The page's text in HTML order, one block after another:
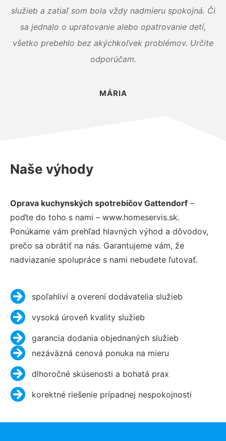
služieb a zatiaľ som bola vždy nadmieru spokojná. Či
sa jednalo o upratovanie alebo opatrovanie detí,
všetko prebehlo bez akýchkoľvek problémov. Určite
odporúčam.
MÁRIA
Naše výhody
Oprava kuchynských spotrebičov Gattendorf –
poďte do toho s nami – www.homeservis.sk.
Ponúkame vám prehľad hlavných výhod a dôvodov,
prečo sa obrátiť na nás. Garantujeme vám, že
nadviazanie spolupráce s nami nebudete ľutovať.
spoľahliví a overení dodávatelia služieb
vysoká úroveň kvality služieb
garancia dodania objednaných služieb
nezáväzná cenová ponuka na mieru
dlhoročné skúsenosti a bohatá prax
korektné riešenie prípadnej nespokojnosti